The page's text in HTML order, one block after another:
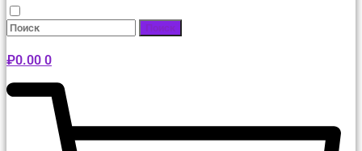
Поиск
₽0.00 0